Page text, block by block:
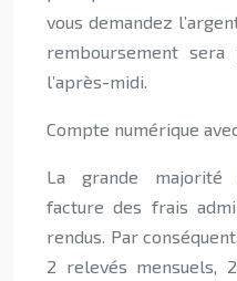
vous demandez
remboursement sera
l’après-midi.
Compte numérique
La grande majorité
facture des frais
rendus. Par
2 relevés mensuels,